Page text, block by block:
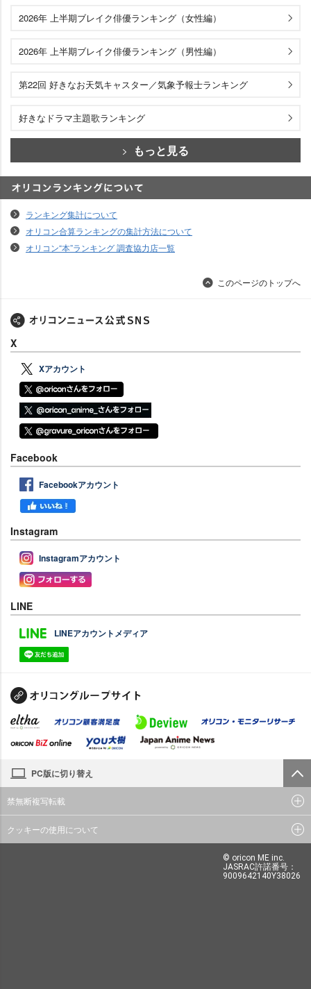
2026年 上半期ブレイク俳優ランキング（女性編）
2026年 上半期ブレイク俳優ランキング（男性編）
第22回 好きなお天気キャスター／気象予報士ランキング
好きなドラマ主題歌ランキング
もっと見る
ランキング集計について
オリコン合算ランキングの集計方法について
オリコン“本”ランキング 調査協力店一覧
このページのトップへ
X
Xアカウント
Facebook
Facebookアカウント
Instagram
Instagramアカウント
LINE
LINEアカウントメディア
PC版に切り替え
禁無断複写転載
クッキーの使用について
© oricon ME inc.
JASRAC許諾番号：
9009642140Y38026